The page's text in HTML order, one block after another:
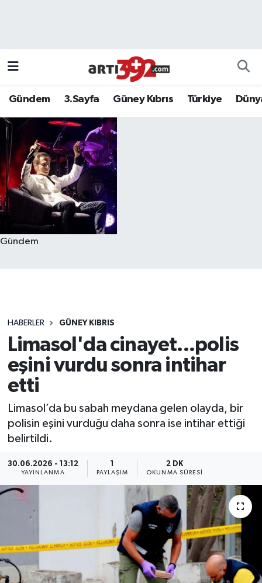
Gündem 3.Sayfa Güney Kıbrıs Türkiye
Gündem
HABERLER GÜNEY KIBRIS
Limasol'da cinayet...polis
eşini vurdu sonra intihar
etti
Limasol’da bu sabah meydana gelen olayda, bir
polisin eşini vurduğu daha sonra ise intihar ettiği
belirtildi.
30.06.2026 - 13:12
YAYINLANMA
1
PAYLAŞIM
2 DK
OKUNMA SÜRESI